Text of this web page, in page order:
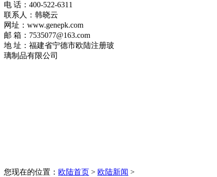
电 话：400-522-6311
联系人：韩晓云
网址：www.genepk.com
邮 箱：7535077@163.com
地 址：福建省‌宁德市欧陆注册玻
璃制品有限公司
您现在的位置： 欧陆首页 > 欧陆新闻 >